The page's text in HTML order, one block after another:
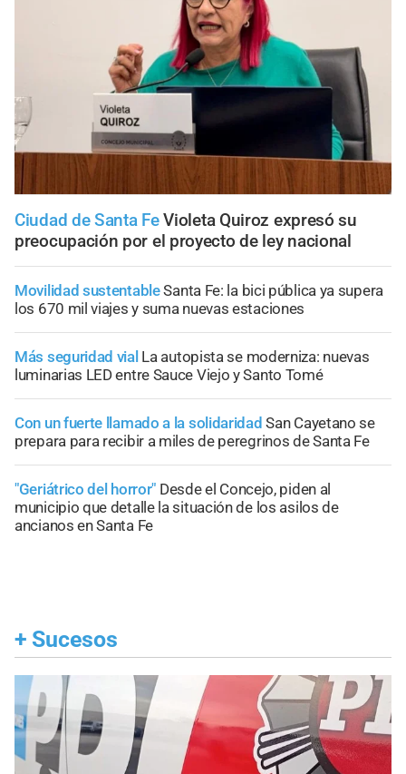
Ciudad de Santa Fe Violeta Quiroz expresó su
preocupación por el proyecto de ley nacional
Movilidad sustentableSanta Fe: la bici pública ya supera
los 670 mil viajes y suma nuevas estaciones
Más seguridad vial La autopista se moderniza: nuevas
luminarias LED entre Sauce Viejo y Santo Tomé
Con un fuerte llamado a la solidaridad San Cayetano se
prepara para recibir a miles de peregrinos de Santa Fe
"Geriátrico del horror" Desde el Concejo, piden al
municipio que detalle la situación de los asilos de
ancianos en Santa Fe
+ Sucesos